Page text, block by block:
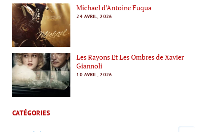
Michael d’Antoine Fuqua
24 AVRIL, 2026
Les Rayons Et Les Ombres de Xavier
Giannoli
10 AVRIL, 2026
CATÉGORIES